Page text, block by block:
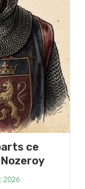
ce
2026